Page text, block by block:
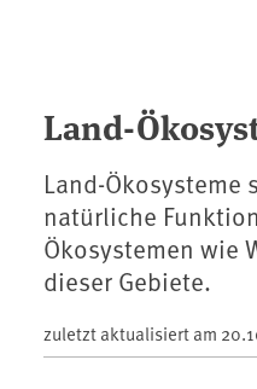
Land-
Land-
natürliche
Ökosystemen wie
dieser Gebiete.
zuletzt aktualisiert am